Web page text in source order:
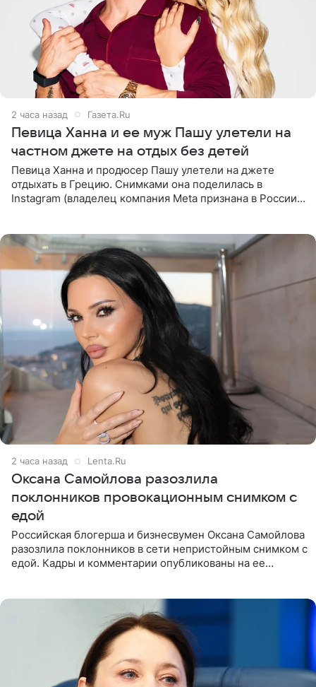
2 часа назад Газета.Ru
Певица Ханна и ее муж Пашу улетели на
частном джете на отдых без детей
Певица Ханна и продюсер Пашу улетели на джете
отдыхать в Грецию. Снимками она поделилась в
Instagram (владелец компания Meta признана в России
2 часа назад Lenta.Ru
Оксана Самойлова разозлила
поклонников провокационным снимком с
едой
Российская блогерша и бизнесвумен Оксана Самойлова
разозлила поклонников в сети непристойным снимком с
едой. Кадры и комментарии опубликованы на ее